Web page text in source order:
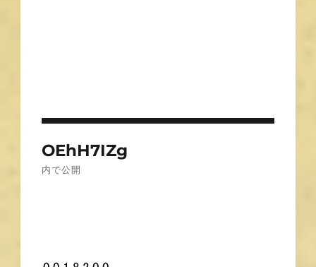
稿
OEhH7IZg
内で公開